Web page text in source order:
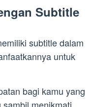
Subtitle
subtitle dalam
untuk
bagi kamu yang